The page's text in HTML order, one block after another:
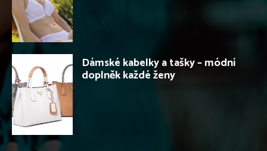
Dámské kabelky a tašky – módní
doplněk každé ženy